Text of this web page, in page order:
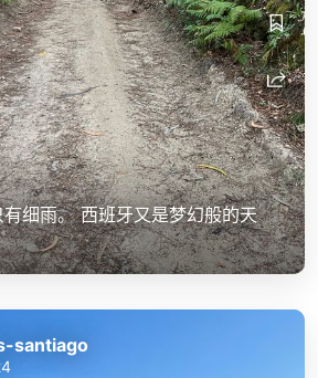
细雨。 西班牙又是梦幻般的天
santiago